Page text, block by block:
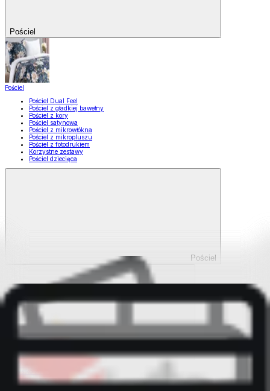
Pościel
Pościel
Pościel Dual Feel
Pościel z gładkiej bawełny
Pościel z kory
Pościel satynowa
Pościel z mikrowłókna
Pościel z mikropluszu
Pościel z fotodrukiem
Korzystne zestawy
Pościel dziecięca
Pościel